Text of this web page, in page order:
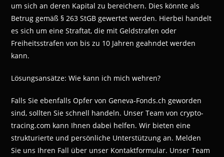
um sich an deren Kapital zu bereichern. Dies könnte als
Betrug gemäß § 263 StGB gewertet werden. Hierbei handelt
es sich um eine Straftat, die mit Geldstrafen oder
Freiheitsstrafen von bis zu 10 Jahren geahndet werden
kann.
Lösungsansätze: Wie kann ich mich wehren?
Falls Sie ebenfalls Opfer von Geneva-Fonds.ch geworden
sind, sollten Sie schnell handeln. Unser Team von crypto-
tracing.com kann Ihnen dabei helfen. Wir bieten eine
strukturierte und persönliche Unterstützung an. Melden
Sie uns Ihren Fall über unser Kontaktformular. Unser Team